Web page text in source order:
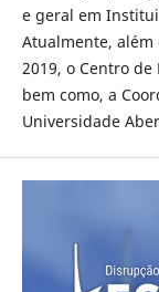
e geral em
Atualmente, além
2019, o Centro de
bem como, a
Universidade